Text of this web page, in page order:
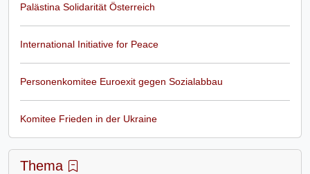
Palästina Solidarität Österreich
International Initiative for Peace
Personenkomitee Euroexit gegen Sozialabbau
Komitee Frieden in der Ukraine
Thema